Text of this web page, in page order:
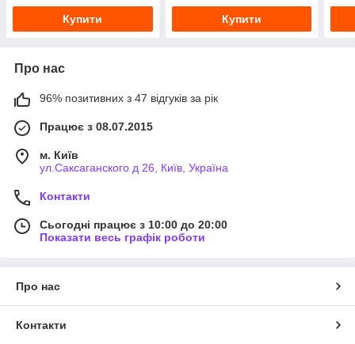
Купити Купити
Про нас
96% позитивних з 47 відгуків за рік
Працює з 08.07.2015
м. Київ
ул.Саксаганского д 26, Київ, Україна
Контакти
Сьогодні працює з 10:00 до 20:00
Показати весь графік роботи
Про нас
Контакти